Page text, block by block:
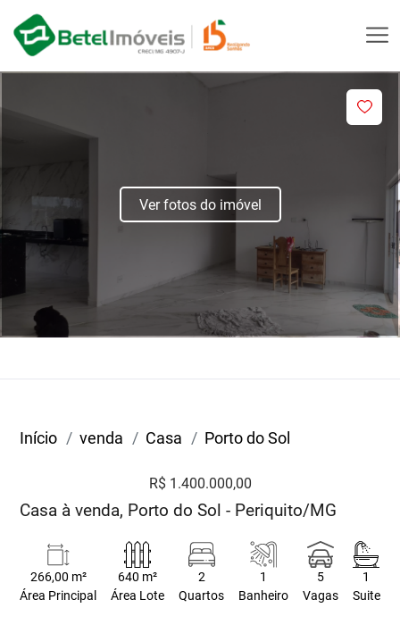
Ver fotos do imóvel
Início venda Casa Porto do Sol
R$ 1.400.000,00
Casa à venda, Porto do Sol - Periquito/MG
266,00 m²
Área Principal
640 m²
Área Lote
2
Quartos
1
Banheiro
5
Vagas
1
Suite